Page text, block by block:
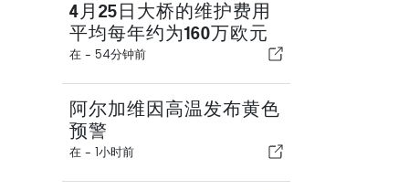
4月25日大桥的维护费用
平均每年约为160万欧元
在 - 54分钟前
阿尔加维因高温发布黄色
预警
在 - 1小时前